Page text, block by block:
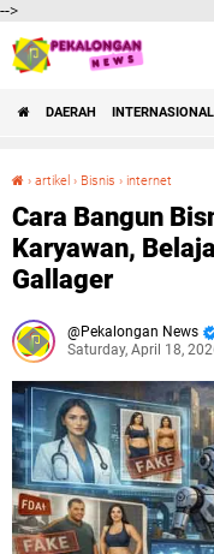
-->
DAERAH INTERNASIONAL
› artikel › Bisnis › internet
Cara Bangun
Karyawan,
Gallager
Pekalongan News
Saturday, April 18,